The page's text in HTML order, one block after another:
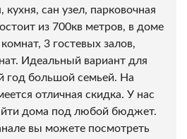
кухня, сан узел, парковочная
из 700кв метров, в доме
3 гостевых залов,
Идеальный вариант для
год большой семьей. На
отличная скидка. У нас
дома под любой бюджет.
вы можете посмотреть